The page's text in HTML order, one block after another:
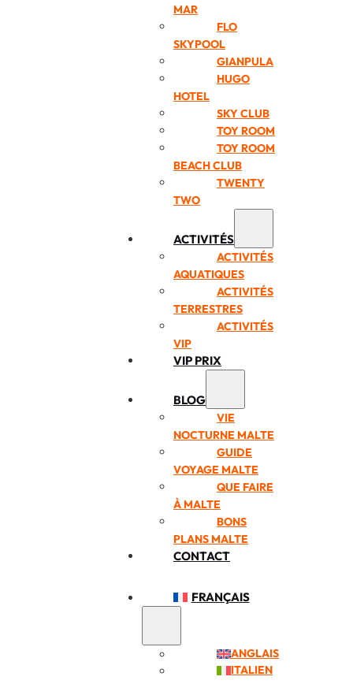
MAR
FLO
SKYPOOL
GIANPULA
HUGO
HOTEL
SKY CLUB
TOY ROOM
TOY ROOM
BEACH CLUB
TWENTY
TWO
ACTIVITÉS
ACTIVITÉS
AQUATIQUES
ACTIVITÉS
TERRESTRES
ACTIVITÉS
VIP
VIP PRIX
BLOG
VIE
NOCTURNE MALTE
GUIDE
VOYAGE MALTE
QUE FAIRE
À MALTE
BONS
PLANS MALTE
CONTACT
FRANÇAIS
ANGLAIS
ITALIEN